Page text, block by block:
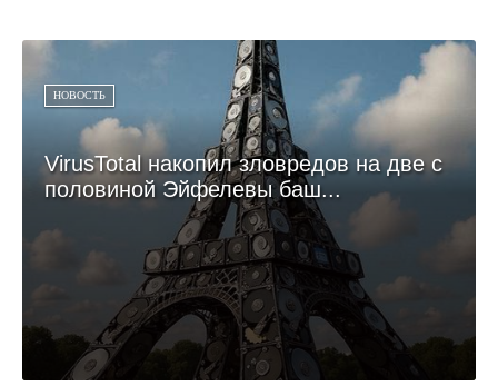
НОВОСТЬ
VirusTotal накопил зловредов на две с
половиной Эйфелевы баш...